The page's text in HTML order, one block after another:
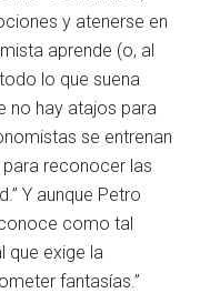
y atenerse en
aprende (o, al
lo que suena
no hay atajos para
se entrenan
reconocer las
Y aunque Petro
como tal
que exige la
fantasías.”